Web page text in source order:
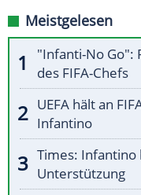
Meistgelesen
"Infanti-No Go":
des FIFA-Chefs
UEFA hält an
Infantino
Times:
Unterstützung